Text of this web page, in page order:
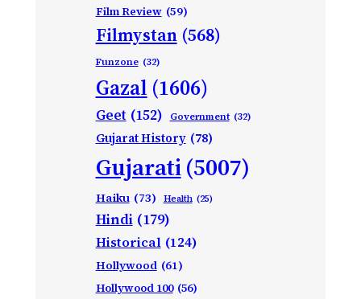
Film Review (59)
Filmystan (568)
Funzone (32)
Gazal (1606)
Geet (152) Government (32)
Gujarat History (78)
Gujarati(5007)
Haiku (73) Health (25)
Hindi (179)
Historical (124)
Hollywood (61)
Hollywood 100 (56)